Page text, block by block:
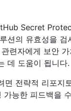
Secret
션의 유효성을
련자에게 보안
데 도움이 됩니다.
면 전략적 리포지
가능한 피드백을